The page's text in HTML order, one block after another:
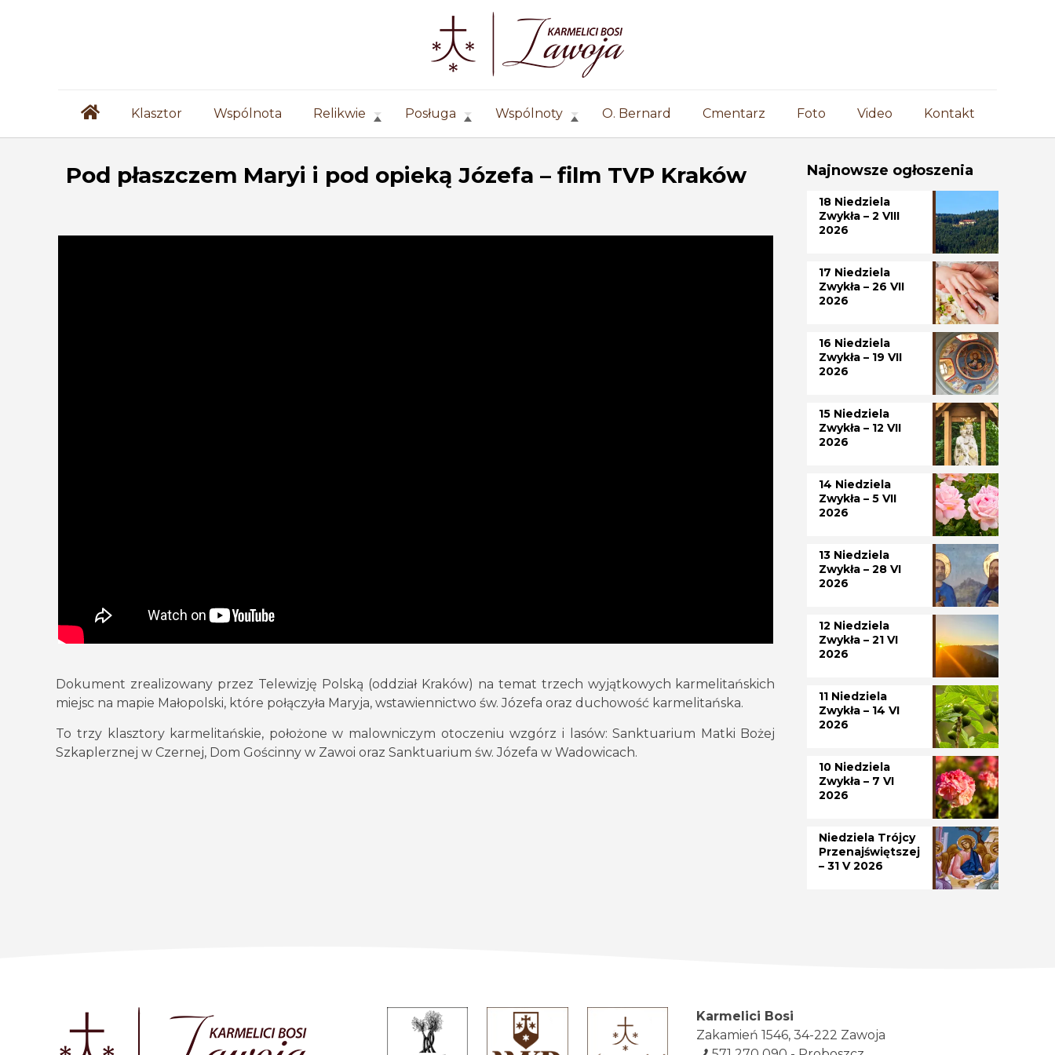
Klasztor Wspólnota Relikwie Posługa Wspólnoty O. Bernard Cmentarz Foto Video Kontakt
Pod płaszczem Maryi i pod opieką Józefa – film TVP Kraków
Dokument zrealizowany przez Telewizję Polską (oddział Kraków) na temat trzech wyjątkowych karmelitańskich
miejsc na mapie Małopolski, które połączyła Maryja, wstawiennictwo św. Józefa oraz duchowość karmelitańska.
To trzy klasztory karmelitańskie, położone w malowniczym otoczeniu wzgórz i lasów: Sanktuarium Matki Bożej
Szkaplerznej w Czernej, Dom Gościnny w Zawoi oraz Sanktuarium św. Józefa w Wadowicach.
Najnowsze ogłoszenia
18 Niedziela
Zwykła – 2 VIII
2026
17 Niedziela
Zwykła – 26 VII
2026
16 Niedziela
Zwykła – 19 VII
2026
15 Niedziela
Zwykła – 12 VII
2026
14 Niedziela
Zwykła – 5 VII
2026
13 Niedziela
Zwykła – 28 VI
2026
12 Niedziela
Zwykła – 21 VI
2026
11 Niedziela
Zwykła – 14 VI
2026
10 Niedziela
Zwykła – 7 VI
2026
Niedziela Trójcy
Przenajświętszej
– 31 V 2026
Karmelici Bosi
Zakamień 1546, 34-222 Zawoja